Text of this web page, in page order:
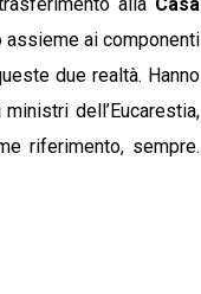
assieme ai componenti
due realtà. Hanno
dell’Eucarestia,
riferimento, sempre.